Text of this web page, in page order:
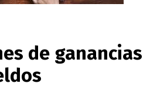
de ganancias